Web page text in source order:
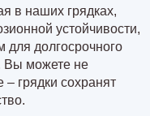
в наших грядках,
устойчивости,
для долгосрочного
Вы можете не
грядки сохранят